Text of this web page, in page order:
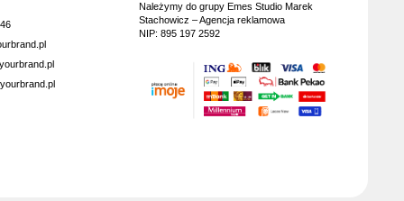
Należymy do grupy Emes Studio Marek
Stachowicz – Agencja reklamowa
NIP: 895 197 2592